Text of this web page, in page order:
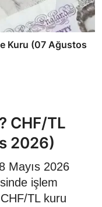
Kuru (07 Ağustos
CHF/TL
2026)
Mayıs 2026
işlem
TL kuru